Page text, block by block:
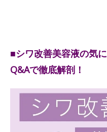
■シワ改善美容液の気
Q&Aで徹底解剖！